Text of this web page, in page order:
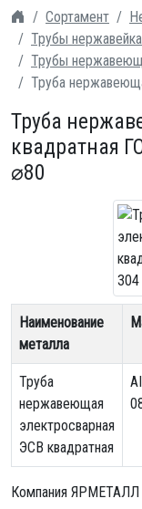
Сортамент
Трубы нержавейка
Трубы
Труба
Труба
квадратная
⌀80
Наименование
металла
Труба
нержавеющая
электросварная
ЭСВ квадратная
Компания ЯРМЕТАЛЛ